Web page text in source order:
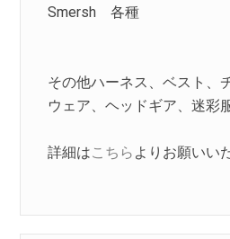
Smersh 各種
その他ハーネス、ベスト、
ウェア、ヘッドギア、迷彩
詳細はこちら よりお願いい